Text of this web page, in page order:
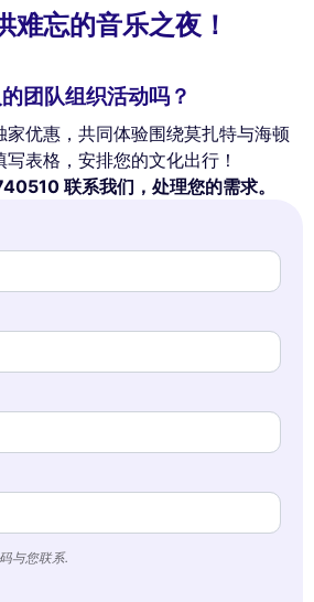
难忘的音乐之夜！
团队组织活动吗？
优惠，共同体验围绕莫扎特与海顿
表格，安排您的文化出行！
联系我们，处理您的需求。
与您联系.